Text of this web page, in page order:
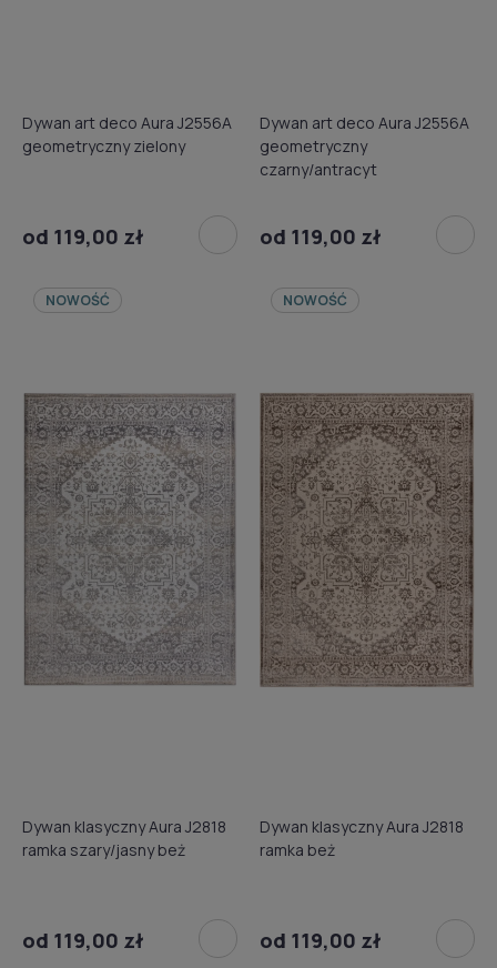
Dywan art deco Aura J2556A
geometryczny zielony
od 119,00 zł
Dywan art deco Aura J2556A
geometryczny
czarny/antracyt
od 119,00 zł
Dywan klasyczny Aura J2818
ramka szary/jasny beż
od 119,00 zł
NOWOŚĆ
Dywan klasyczny Aura J2818
ramka beż
od 119,00 zł
NOWOŚĆ